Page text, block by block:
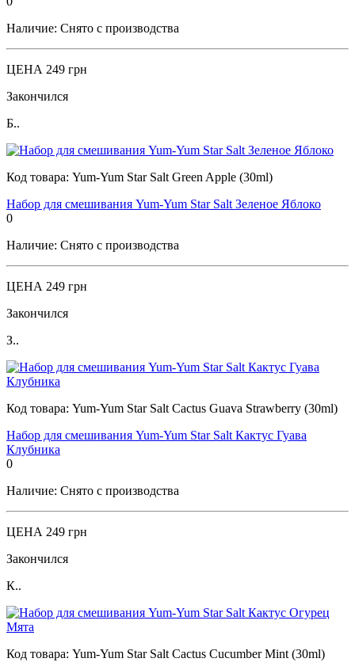
Наличие: Снято с производства
ЦЕНА 249 грн
Закончился
Б..
Код товара: Yum-Yum Star Salt Green Apple (30ml)
Набор для смешивания Yum-Yum Star Salt Зеленое Яблоко
0
Наличие: Снято с производства
ЦЕНА 249 грн
Закончился
З..
Код товара: Yum-Yum Star Salt Cactus Guava Strawberry (30ml)
Набор для смешивания Yum-Yum Star Salt Кактус Гуава
Клубника
0
Наличие: Снято с производства
ЦЕНА 249 грн
Закончился
К..
Код товара: Yum-Yum Star Salt Cactus Cucumber Mint (30ml)